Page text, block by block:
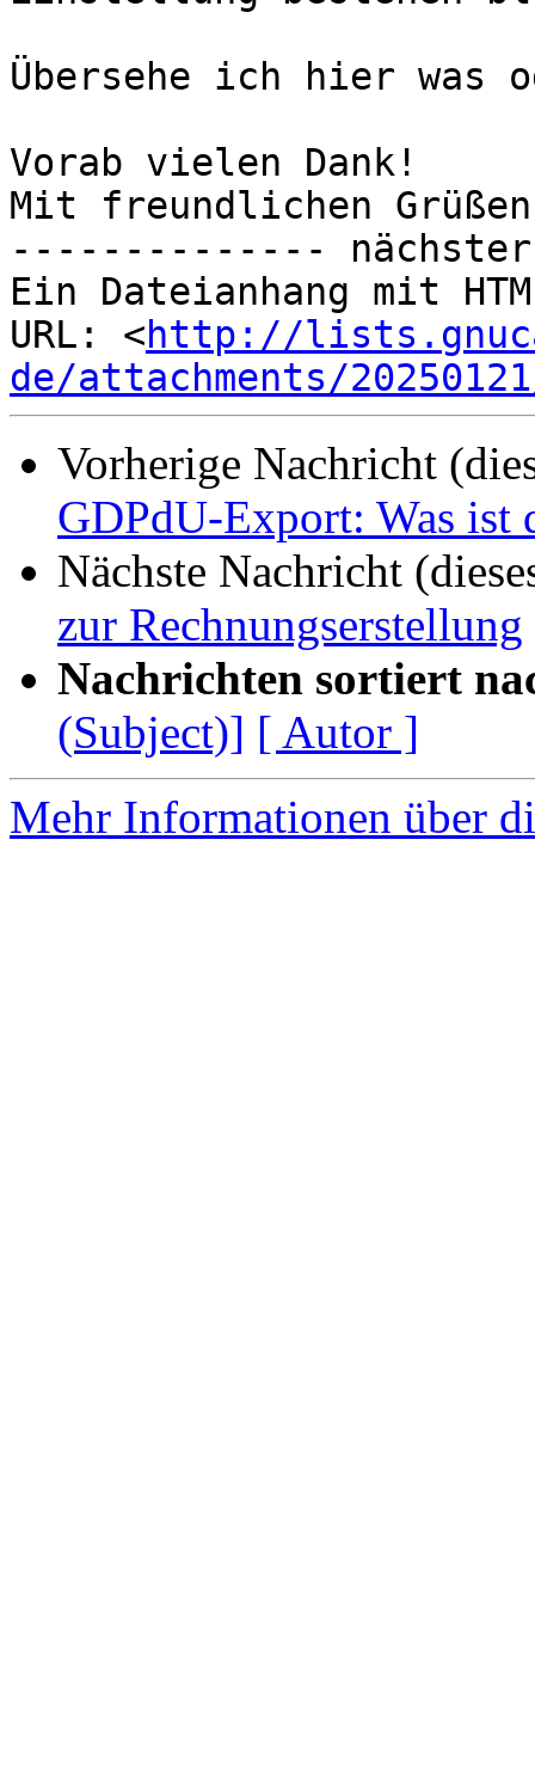
Übersehe ich hier
Vorab vielen Dank!
Mit freundlichen Grüßen
--------------
Ein Dateianhang mit
URL: <http://
de/attachments/
Vorherige Nachricht
GDPdU-Export: Was ist
Nächste Nachricht
zur Rechnungserstellung
Nachrichten sortiert
(Subject)] [ Autor ]
Mehr Informationen über